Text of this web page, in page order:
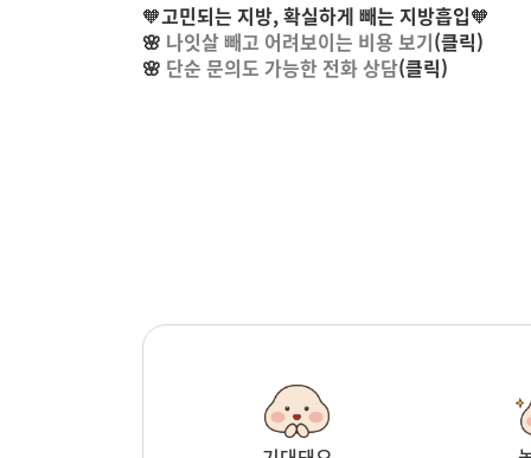
🧡고민되는 지방, 확실하게 빼는 지방흡입🧡
🌸 나잇살 빼고 어려보이는 비용 보기(클릭)
🌸 단순 문의도 가능한 전화 상담(클릭)